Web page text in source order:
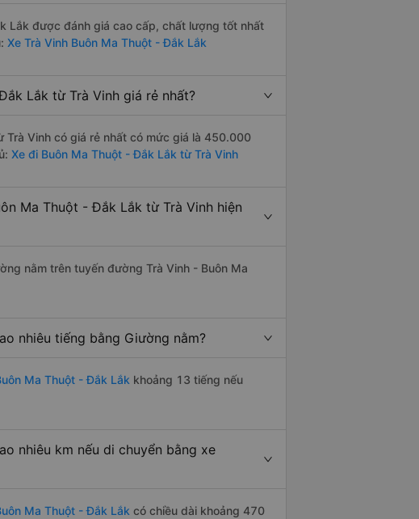
Lắk được đánh giá cao cấp, chất lượng tốt nhất
Xe Trà Vinh Buôn Ma Thuột - Đắk Lắk
Lắk từ Trà Vinh giá rẻ nhất?
Trà Vinh có giá rẻ nhất có mức giá là 450.000
Xe đi Buôn Ma Thuột - Đắk Lắk từ Trà Vinh
Ma Thuột - Đắk Lắk từ Trà Vinh hiện
nằm trên tuyến đường Trà Vinh - Buôn Ma
nhiêu tiếng bằng Giường nằm?
Ma Thuột - Đắk Lắk khoảng 13 tiếng nếu
nhiêu km nếu di chuyển bằng xe
Ma Thuột - Đắk Lắk có chiều dài khoảng 470